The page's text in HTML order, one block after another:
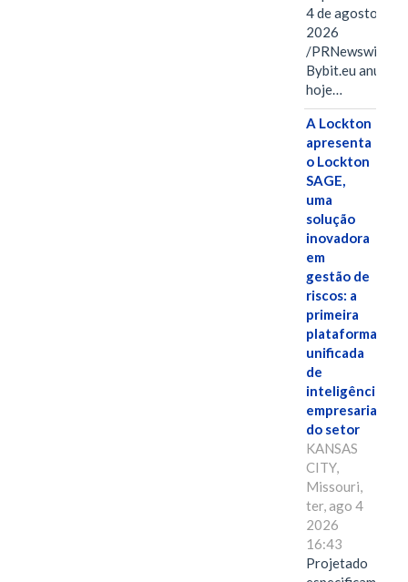
4 de agosto de
2026
/PRNewswire/
Bybit.eu
hoje…
A Lockton
apresenta
o Lockton
SAGE,
uma
solução
inovadora
em
gestão de
riscos: a
primeira
plataforma
unificada
de
inteligência
empresarial
do setor
KANSAS
CITY,
Missouri,
ter, ago 4
2026
16:43
Projetado